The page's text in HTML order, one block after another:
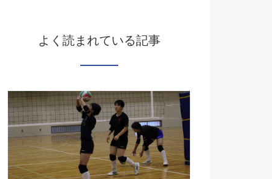
よく読まれている記事